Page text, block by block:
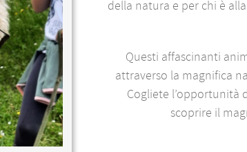
della natura e per chi è
Questi affascinanti
attraverso la magnifica
Cogliete l’opportunità
scoprire il